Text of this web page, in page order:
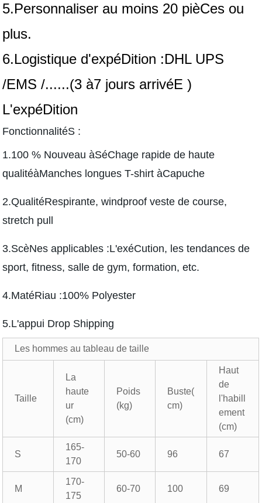
5.Personnaliser au moins 20 pièCes ou
plus.
6.Logistique d'expéDition :DHL UPS
/EMS /......(3 à7 jours arrivéE )
L'expéDition
FonctionnalitéS :
1.100 % Nouveau àSéChage rapide de haute
qualitéàManches longues T-shirt àCapuche
2.QualitéRespirante, windproof veste de course,
stretch pull
3.ScèNes applicables :L'exéCution, les tendances de
sport, fitness, salle de gym, formation, etc.
4.MatéRiau :100% Polyester
5.L'appui Drop Shipping
Les hommes au tableau de taille
Taille
La
haute
ur
(cm)
Poids
(kg)
Buste(
cm)
Haut
de
l'habill
ement
(cm)
S
165-
170
50-60 96 67
M
170-
175
60-70 100 69